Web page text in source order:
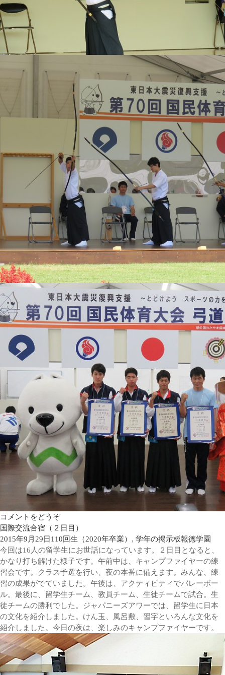
コメントをどうぞ
国際交流合宿（２日目）
2015年9月29日 110回生（2020年卒業） , 学年の掲示板報徳学園
今回は16人の留学生にお世話になっています。２日目となると、
かなり打ち解けた様子です。午前中は、キャンプファイヤーの練
習会です。クラス予選を行い、夜の本番に備えます。みんな、練
習の成果がでていました。午後は、アクティビティでバレーボー
ル。最後に、留学生チーム、教員チーム、生徒チームで試合。生
徒チームの勝利でした。ジャパニーズアワーでは、留学生に日本
の文化を紹介しました。けん玉、風呂敷、習字といろんな文化を
紹介しました。今日の夜は、楽しみのキャンプファイヤーです。